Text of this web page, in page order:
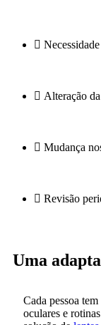
Alteração
Mudança
Revisão
Uma
Cada pessoa
oculares e